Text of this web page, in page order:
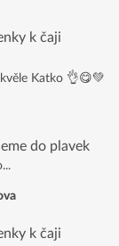
k čaji
Katko 👌😋💚
do plavek
k čaji